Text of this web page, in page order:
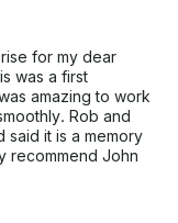
for my dear
was a first
amazing to work
Rob and
said it is a memory
recommend John